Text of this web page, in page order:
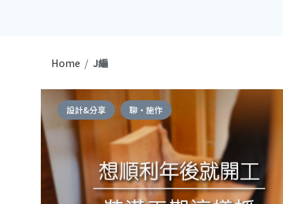
Home / J編
設計&分享 聊・施作